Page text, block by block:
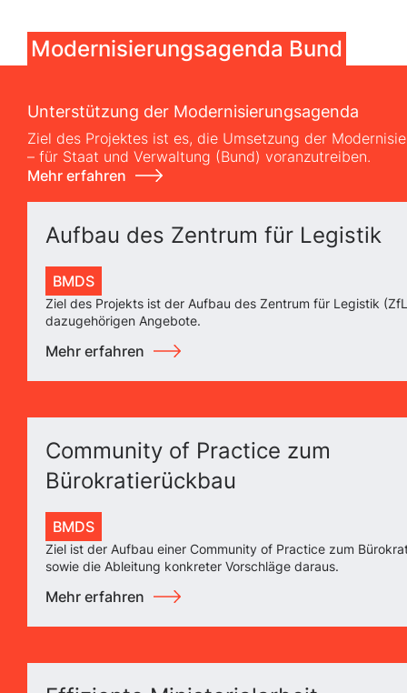
Modernisierungsagenda Bund
Unterstützung der Modernisierungsagenda
Ziel des Projektes ist es, die Umsetzung der
– für Staat und Verwaltung (Bund) voranzutreiben.
Mehr erfahren
Aufbau des Zentrum für Legistik
BMDS
Ziel des Projekts ist der Aufbau des Zentrum für Legistik
dazugehörigen Angebote.
Mehr erfahren
Community of Practice zum
Bürokratierückbau
BMDS
Ziel ist der Aufbau einer Community of Practice zum
sowie die Ableitung konkreter Vorschläge daraus.
Mehr erfahren